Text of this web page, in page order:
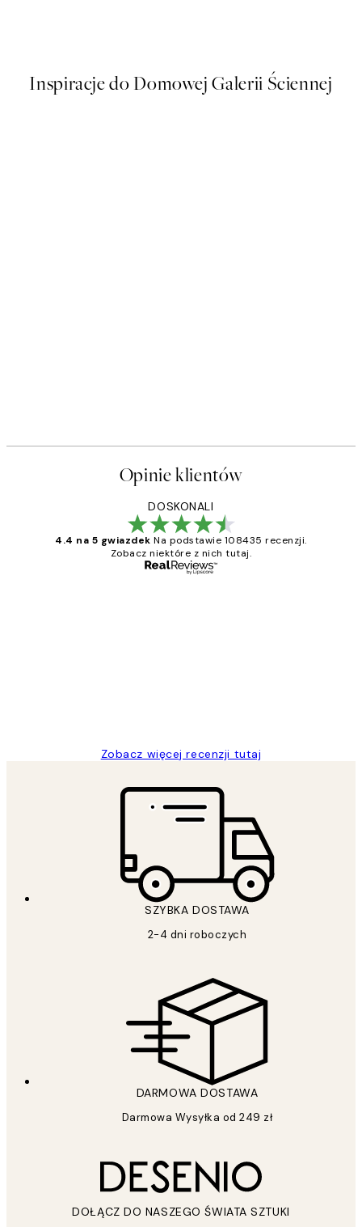
Inspiracje do Domowej Galerii Ściennej
Opinie klientów
DOSKONALI
4.4 na 5 gwiazdek Na podstawie 108435 recenzji.
Zobacz niektóre z nich tutaj.
Zobacz więcej recenzji tutaj
SZYBKA DOSTAWA
2-4 dni roboczych
DARMOWA DOSTAWA
Darmowa Wysyłka od 249 zł
DOŁĄCZ DO NASZEGO ŚWIATA SZTUKI